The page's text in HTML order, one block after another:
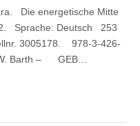
Die energetische Mitte
Sprache: Deutsch 253
3005178. 978-3-426-
Barth – GEB…